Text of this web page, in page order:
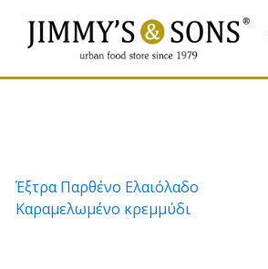
Πλοήγηση
άρθρων
Έξτρα Παρθένο Ελαιόλαδο
Καραµελωµένο κρεµµύδι